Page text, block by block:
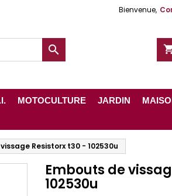
Bienvenue,

MOTOCULTURE JARDIN
Resistorx t30 - 102530u
Embouts de
102530u